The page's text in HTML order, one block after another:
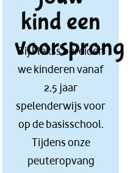
kind een
voorsprong
Bij Flekss bereiden
we kinderen vanaf
2,5 jaar
spelenderwijs voor
op de basisschool.
Tijdens onze
peuteropvang